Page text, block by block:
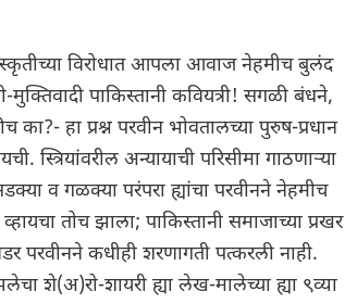
विरोधात आपला आवाज नेहमीच बुलंद
पाकिस्तानी कवियत्री! सगळी बंधने,
का?- हा प्रश्न परवीन भोवतालच्या पुरुष-प्रधान
स्त्रियांवरील अन्यायाची परिसीमा गाठणाऱ्या
व गळक्या परंपरा ह्यांचा परवीनने नेहमीच
तोच झाला; पाकिस्तानी समाजाच्या प्रखर
परवीनने कधीही शरणागती पत्करली नाही.
शे(अ)रो-शायरी ह्या लेख-मालेच्या ह्या ९व्या